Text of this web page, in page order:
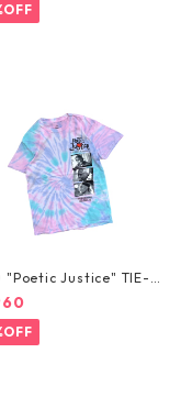
"Poetic Justice" TIE-D